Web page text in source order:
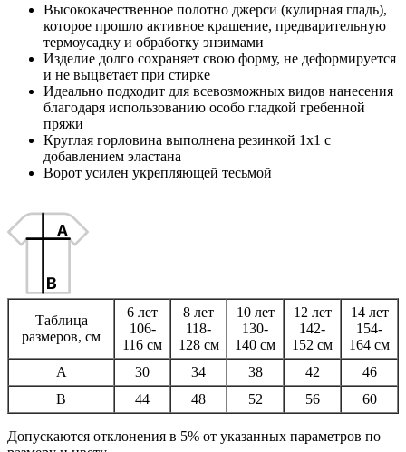
Высококачественное полотно джерси (кулирная гладь),
которое прошло активное крашение, предварительную
термоусадку и обработку энзимами
Изделие долго сохраняет свою форму, не деформируется
и не выцветает при стирке
Идеально подходит для всевозможных видов нанесения
благодаря использованию особо гладкой гребенной
пряжи
Круглая горловина выполнена резинкой 1x1 с
добавлением эластана
Ворот усилен укрепляющей тесьмой
Таблица
размеров, см
6 лет
106-
116 см
8 лет
118-
128 см
10 лет
130-
140 см
12 лет
142-
152 см
14 лет
154-
164 см
A
30 34 38 42
46
B
44 48 52 56 60
Допускаются отклонения в 5% от указанных параметров по